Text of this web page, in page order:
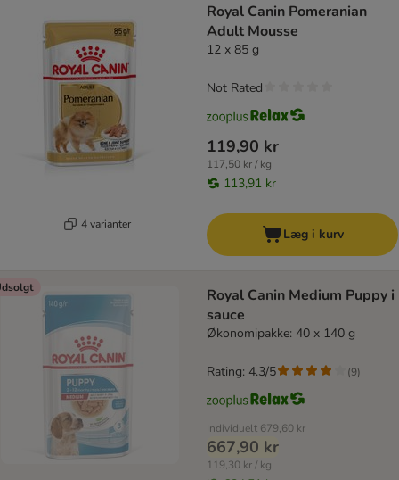
4 varianter
Royal Canin Pomeranian
Adult Mousse
12 x 85 g
119,90 kr
117,50 kr / kg
113,91 kr
Not Rated
Læg i kurv
Royal Canin Medium Puppy i
sauce
Økonomipakke: 40 x 140 g
Individuelt 679,60 kr
667,90 kr
119,30 kr / kg
Rating: 4.3/5 (9)